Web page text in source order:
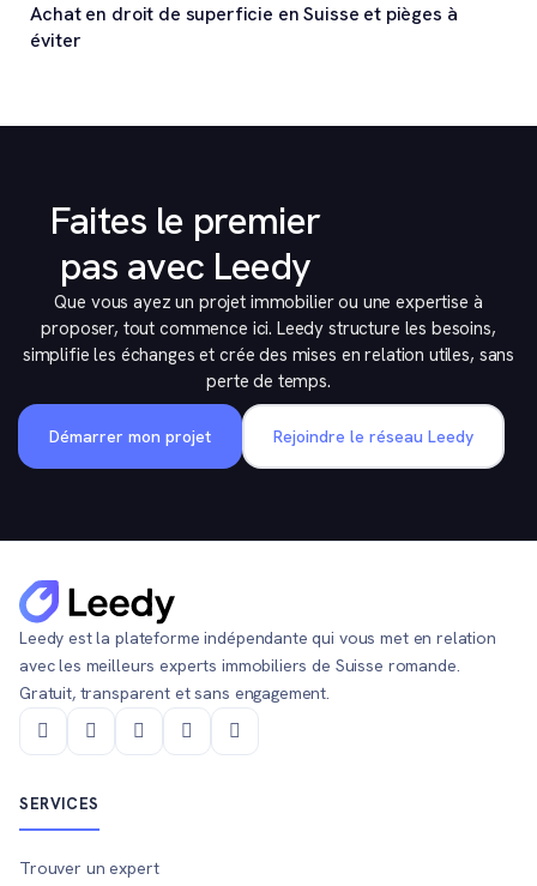
Achat en droit de superficie en Suisse et pièges à
éviter
Faites le premier
pas avec Leedy
Que vous ayez un projet immobilier ou une expertise à
proposer, tout commence ici. Leedy structure les besoins,
simplifie les échanges et crée des mises en relation utiles, sans
perte de temps.
Démarrer mon projet Rejoindre le réseau Leedy
Leedy est la plateforme indépendante qui vous met en relation
avec les meilleurs experts immobiliers de Suisse romande.
Gratuit, transparent et sans engagement.
SERVICES
Trouver un expert